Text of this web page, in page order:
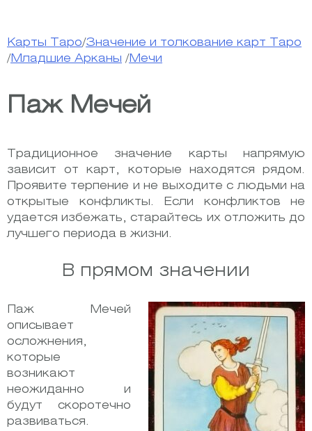
Карты Таро/Значение и толкование карт Таро
/ Младшие Арканы / Мечи
Паж Мечей
Традиционное значение карты напрямую
зависит от карт, которые находятся рядом.
Проявите терпение и не выходите с людьми на
открытые конфликты. Если конфликтов не
удается избежать, старайтесь их отложить до
лучшего периода в жизни.
В прямом значении
Паж Мечей
описывает
осложнения,
которые
возникают
неожиданно и
будут скоротечно
развиваться.